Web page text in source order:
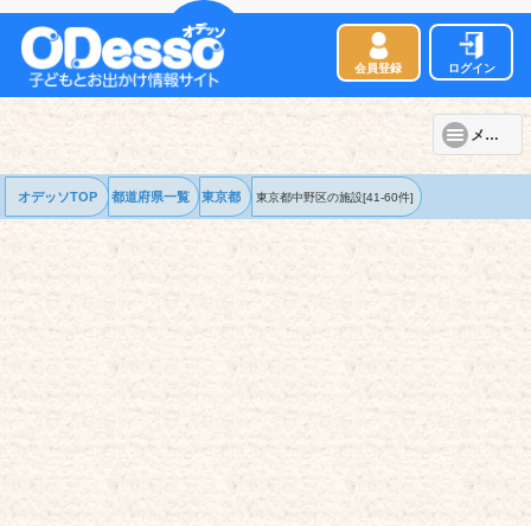
会員登録 ログイン
メニュー
オデッソTOP 都道府県一覧 東京都 東京都中野区の施設[41-60件]